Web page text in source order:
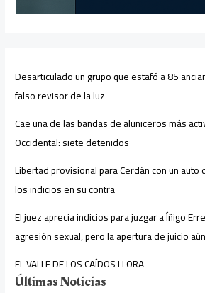
Desarticulado un grupo que estafó a 85
falso revisor de la luz
Cae una de las bandas de aluniceros más
Occidental: siete detenidos
Libertad provisional para Cerdán con un
los indicios en su contra
El juez aprecia indicios para juzgar a Íñigo
agresión sexual, pero la apertura de juicio
EL VALLE DE LOS CAÍDOS LLORA
Últimas Noticias